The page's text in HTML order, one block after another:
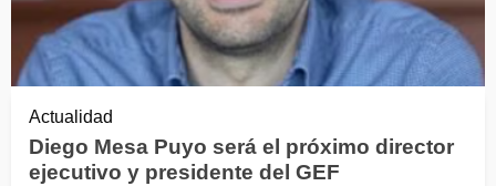
Actualidad
Diego Mesa Puyo será el próximo director
ejecutivo y presidente del GEF